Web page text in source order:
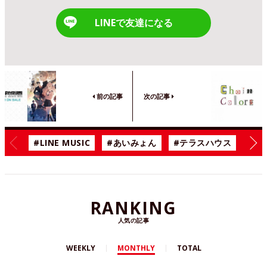
LINEで友達になる
前の記事 次の記事
#LINE MUSIC #あいみょん #テラスハウス #漫
RANKING
人気の記事
WEEKLY MONTHLY TOTAL